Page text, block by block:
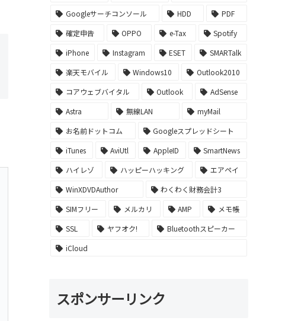
Googleサーチコンソール
HDD
PDF
確定申告
OPPO e-Tax
Spotify
iPhone
Instagram ESET
SMARTalk
楽天モバイル
Windows10
Outlook2010
コアウェブバイタル
Outlook
AdSense
Astra
無線LAN
myMail
お名前ドットコム
Googleスプレッドシート
iTunes
AviUtl AppleID
SmartNews
ハイレゾ
ハッピーハッキング
エアペイ
WinXDVDAuthor
わくわく財務会計3
SIMフリー
メルカリ AMP
メモ帳
SSL
ヤフオク!
Bluetoothスピーカー
iCloud
スポンサーリンク